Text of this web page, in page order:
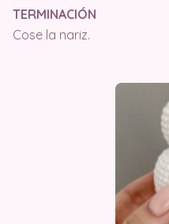
TERMINACIÓN
Cose la nariz.